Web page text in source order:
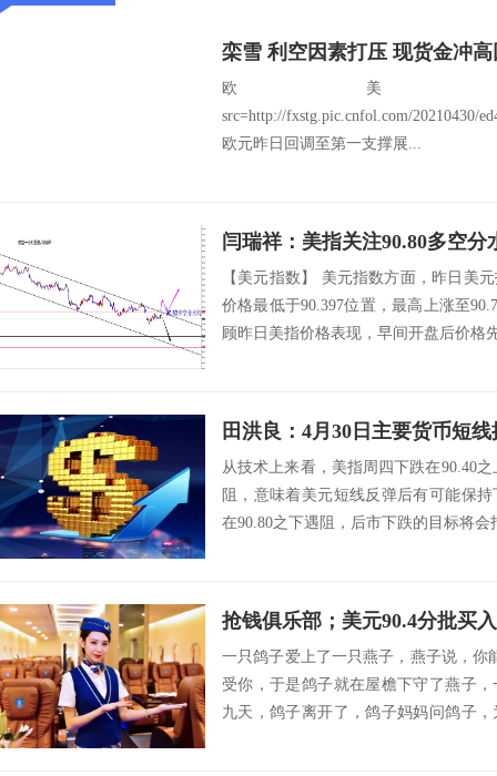
栾雪 利空因素打压 现货金冲高
欧美：
src=http://fxstg.pic.cnfol.com/20210430/
欧元昨日回调至第一支撑展...
【美元指数】 美元指数方面，昨日美
价格最低于90.397位置，最高上涨至
顾昨日美指价格表现，早间开盘后价格
田洪良：4月30日主要货币
从技术上来看，美指周四下跌在90.40
阻，意味着美元短线反弹后有可能保
在90.80之下遇阻，后市下跌的目标将
抢钱俱乐部；美元90.4分批买
一只鸽子爱上了一只燕子，燕子说，你
受你，于是鸽子就在屋檐下守了燕子
九天，鸽子离开了，鸽子妈妈问鸽子